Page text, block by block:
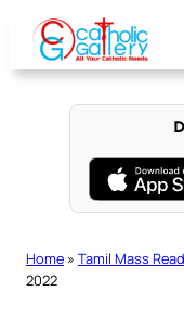
content
Home » Tamil Mass
2022